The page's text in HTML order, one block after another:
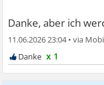
Danke, aber ich
11.06.2026 23:04•
x 1